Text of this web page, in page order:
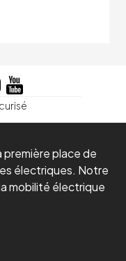
première place de
électriques. Notre
mobilité électrique